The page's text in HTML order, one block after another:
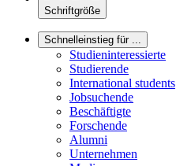
Schriftgröße
Schnelleinstieg für ...
Studieninteressierte
Studierende
International students
Jobsuchende
Beschäftigte
Forschende
Alumni
Unternehmen